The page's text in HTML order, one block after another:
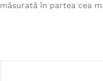
măsurată în partea cea